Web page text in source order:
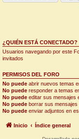
¿QUIÉN ESTÁ CONECTADO?
Usuarios navegando por este
invitados
PERMISOS DEL FORO
No puede abrir nuevos temas
No puede responder a temas
No puede editar sus mensajes
No puede borrar sus mensajes
No puede enviar adjuntos en
Inicio Índice general